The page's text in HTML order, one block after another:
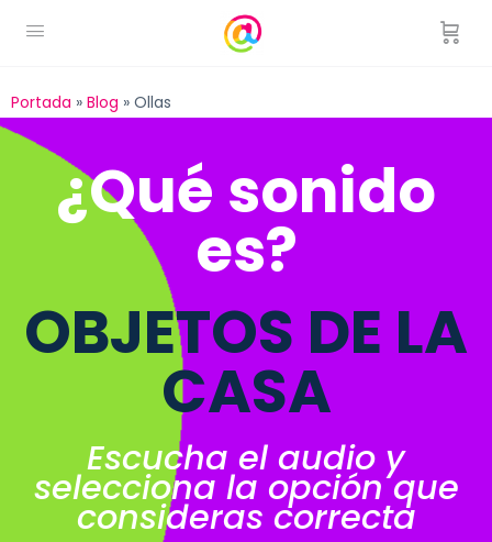
Portada » Blog » Ollas
¿Qué sonido
es?
OBJETOS DE LA
CASA
Escucha el audio y
selecciona la opción que
consideras correcta